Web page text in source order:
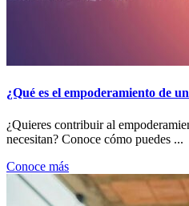
¿Qué es el empoderamiento de
¿Quieres contribuir al
necesitan? Conoce cómo puedes ...
Conoce más